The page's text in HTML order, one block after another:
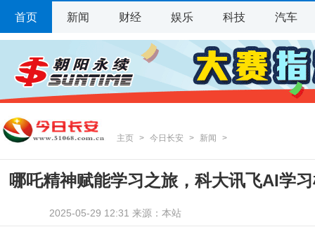
首页 新闻 财经 娱乐 科技 汽车
主页 > 今日长安 > 新闻 >
哪吒精神赋能学习之旅，科大讯飞AI学
2025-05-29 12:31 来源：本站